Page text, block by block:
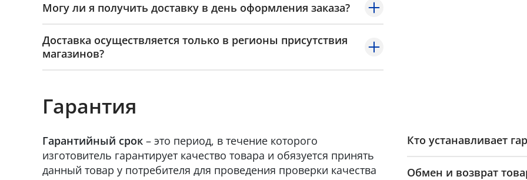
Могу ли я получить доставку в день оформления заказа?
Доставка осуществляется только в регионы присутствия
магазинов?
Гарантия
Гарантийный срок – это период, в течение которого
изготовитель гарантирует качество товара и обязуется принять
данный товар у потребителя для проведения проверки качества
Кто устанавливает
Обмен и возврат